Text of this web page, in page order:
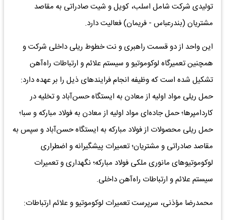
تولیدی شرکت شامل اسلب، کویل و شیت صادراتی به مقاصد
مشتریان (بندرعباس - فریمان) فعالیت دارد.
این واحد از دو قسمت راهبری و نت خطوط ریلی داخلی شرکت و
همچنین تعمیرگاه لوکوموتیو و سیستم علائم و ارتباطات راه‌آهن
تشکیل شده است که وظیفه انجام فرایندهای ذیل را بر عهده دارد:
حمل ریلی مواد اولیه از معادن به ایستگاه حسن‌آباد و تخلیه در
کاردامپرها؛ حمل جاده‌ای مواد اولیه از معادن به فولاد مبارکه و سبا؛
حمل ریلی محصولات از فولاد مبارکه به ایستگاه حسن‌آباد و سپس به
مقاصد صادراتی و مشتریان؛ تعمیرات پیشگیرانه و اضطراری
لوکوموتیوهای مانوری ملکی فولاد مبارکه؛ نگهداری و تعمیرات
سیستم علائم و ارتباطات راه‌آهن داخلی.
محمدرضا مؤذنی، سرپرست تعمیرات لوکوموتیو و علائم ارتباطات: